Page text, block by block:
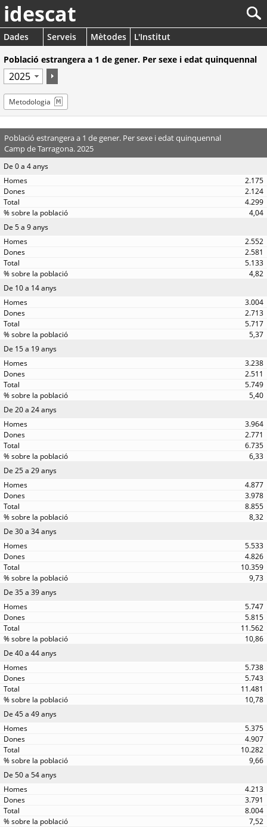
idescat
Dades Serveis Mètodes
L'Institut
Població estrangera a 1 de gener. Per sexe i edat quinquennal
Metodologia
Població estrangera a 1 de gener. Per sexe i edat quinquennal
Camp de Tarragona. 2025
De 0 a 4 anys
2.175
2.124
4.299
4,04
De 5 a 9 anys
2.552
2.581
5.133
4,82
De 10 a 14 anys
3.004
2.713
5.717
5,37
De 15 a 19 anys
3.238
2.511
5.749
5,40
De 20 a 24 anys
3.964
2.771
6.735
6,33
De 25 a 29 anys
4.877
3.978
8.855
8,32
De 30 a 34 anys
5.533
4.826
10.359
9,73
De 35 a 39 anys
5.747
5.815
11.562
10,86
De 40 a 44 anys
5.738
5.743
11.481
10,78
De 45 a 49 anys
5.375
4.907
10.282
9,66
De 50 a 54 anys
4.213
3.791
8.004
7,52